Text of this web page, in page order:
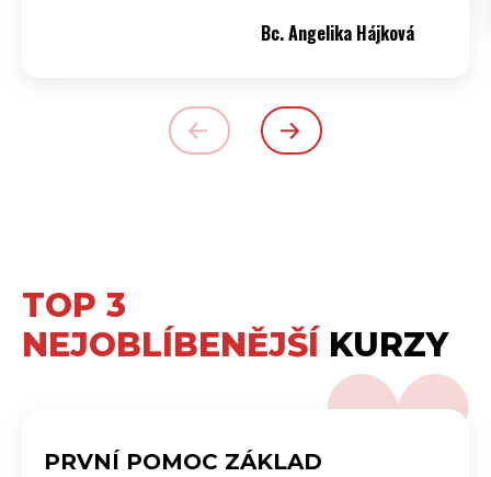
Bc. Angelika Hájková
TOP 3
NEJOBLÍBENĚJŠÍ KURZY
PRVNÍ POMOC ZÁKLAD